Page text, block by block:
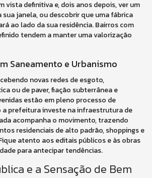
vista definitiva e, dois anos depois, ver um
sua janela, ou descobrir que uma fábrica
ao lado da sua residência. Bairros com
tendem a manter uma valorização
Saneamento e Urbanismo
novas redes de esgoto,
ou de paver, fiação subterrânea e
estão em pleno processo de
a prefeitura investe na infraestrutura de
acompanha o movimento, trazendo
residenciais de alto padrão, shoppings e
atento aos editais públicos e às obras
para antecipar tendências.
e a Sensação de Bem